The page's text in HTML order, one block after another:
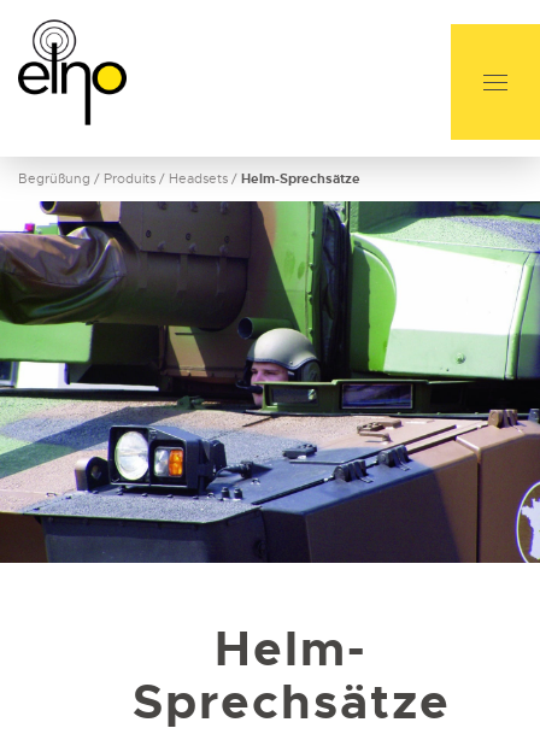
Begrüßung / Produits / Headsets / Helm-Sprechsätze
Helm-
Sprechsätze